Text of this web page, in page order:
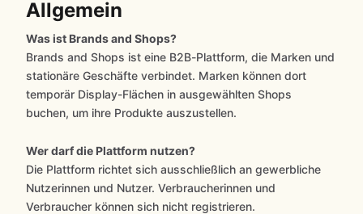
Allgemein
Was ist Brands and Shops?
Brands and Shops ist eine B2B-Plattform, die Marken und
stationäre Geschäfte verbindet. Marken können dort
temporär Display-Flächen in ausgewählten Shops
buchen, um ihre Produkte auszustellen.
Wer darf die Plattform nutzen?
Die Plattform richtet sich ausschließlich an gewerbliche
Nutzerinnen und Nutzer. Verbraucherinnen und
Verbraucher können sich nicht registrieren.